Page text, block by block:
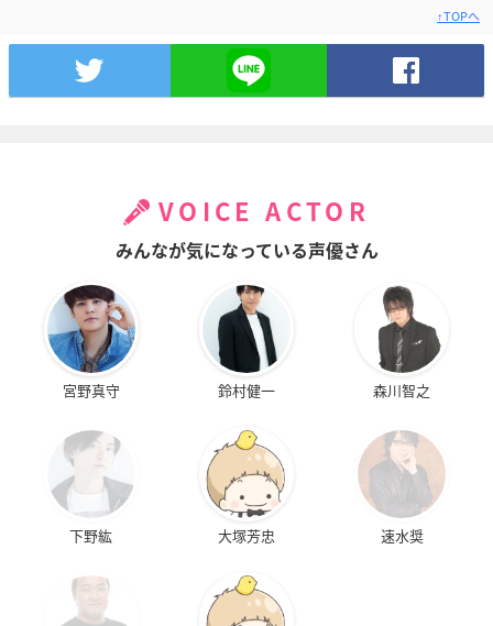
↑TOPへ
VOICE ACTOR
みんなが気になっている声優さん
宮野真守 鈴村健一 森川智之
下野紘 大塚芳忠 速水奨